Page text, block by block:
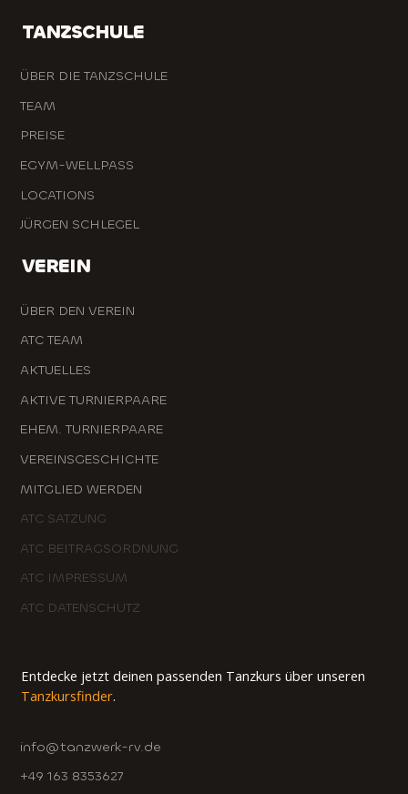
TANZSCHULE
ÜBER DIE TANZSCHULE
TEAM
PREISE
EGYM-WELLPASS
LOCATIONS
JÜRGEN SCHLEGEL
VEREIN
ÜBER DEN VEREIN
ATC TEAM
AKTUELLES
AKTIVE TURNIERPAARE
EHEM. TURNIERPAARE
VEREINSGESCHICHTE
MITGLIED WERDEN
ATC SATZUNG
ATC BEITRAGSORDNUNG
ATC IMPRESSUM
ATC DATENSCHUTZ
Entdecke jetzt deinen passenden Tanzkurs über unseren
Tanzkursfinder.
info@tanzwerk-rv.de
+49 163 8353627